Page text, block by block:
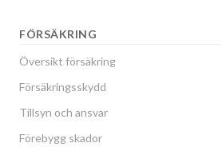
FÖRSÄKRING
Översikt försäkring
Försäkringsskydd
Tillsyn och ansvar
Förebygg skador